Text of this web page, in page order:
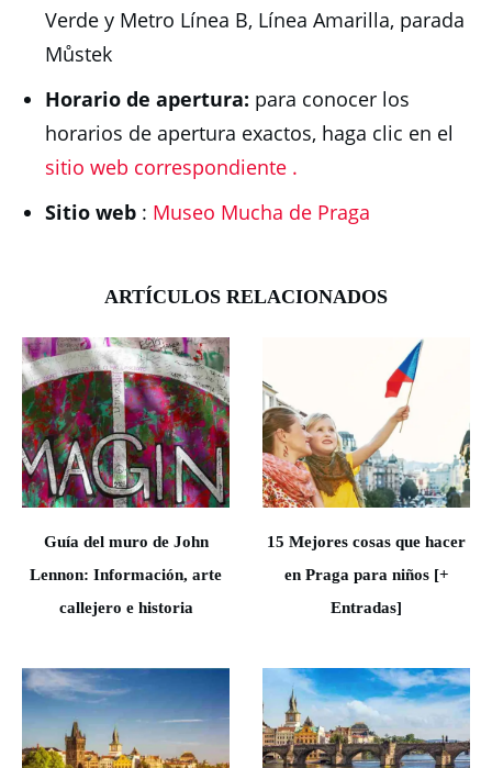
Verde y Metro Línea B, Línea Amarilla, parada
Můstek
Horario de apertura: para conocer los
horarios de apertura exactos, haga clic en el
sitio web correspondiente .
Sitio web : Museo Mucha de Praga
ARTÍCULOS RELACIONADOS
Guía del muro de John
Lennon: Información, arte
callejero e historia
15 Mejores cosas que hacer
en Praga para niños [+
Entradas]